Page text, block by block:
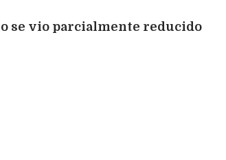
se vio parcialmente reducido